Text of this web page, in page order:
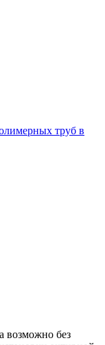
труб в
возможно без